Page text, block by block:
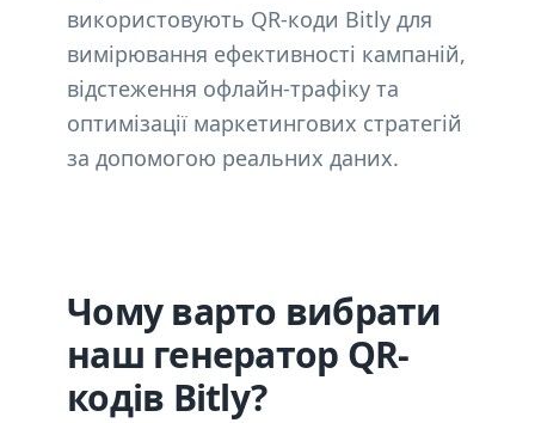
використовують QR-коди Bitly для
вимірювання ефективності кампаній,
відстеження офлайн-трафіку та
оптимізації маркетингових стратегій
за допомогою реальних даних.
Чому варто вибрати
наш генератор QR-
кодів Bitly?